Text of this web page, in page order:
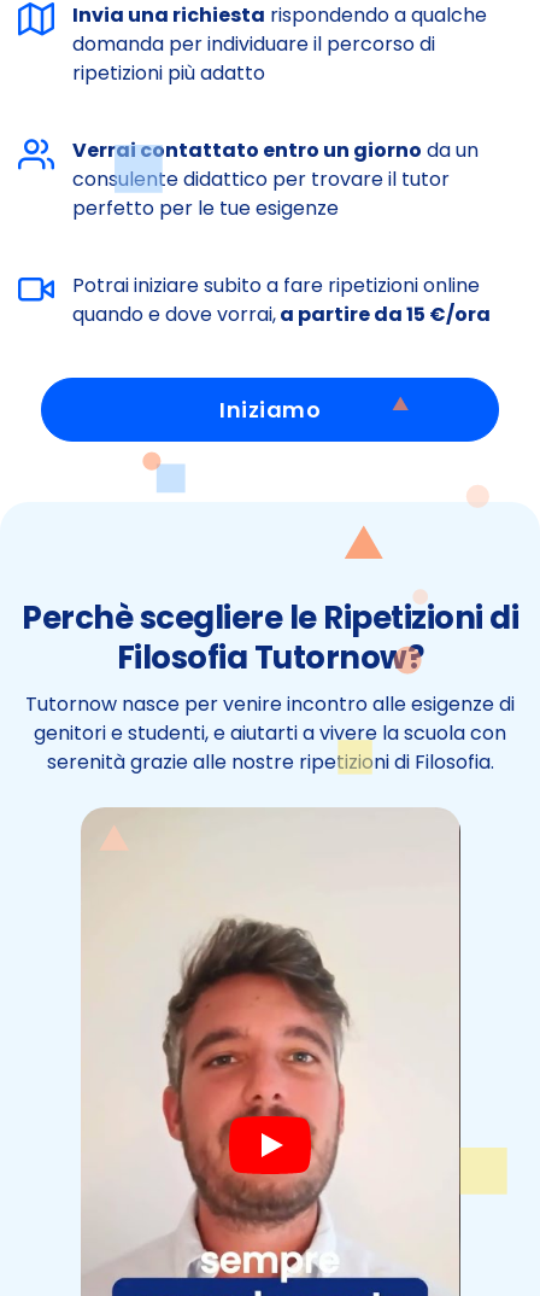
Invia una richiesta rispondendo a qualche
domanda per individuare il percorso di
ripetizioni più adatto
Verrai contattato entro un giorno da un
consulente didattico per trovare il tutor
perfetto per le tue esigenze
Potrai iniziare subito a fare ripetizioni online
quando e dove vorrai,a partire da 15 €/ora
Iniziamo
Perchè scegliere le Ripetizioni di
Filosofia Tutornow?
Tutornow nasce per venire incontro alle esigenze di
genitori e studenti, e aiutarti a vivere la scuola con
serenità grazie alle nostre ripetizioni di Filosofia.